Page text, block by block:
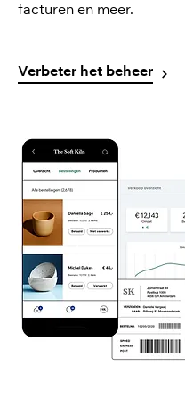
facturen en meer.
Verbeter het beheer